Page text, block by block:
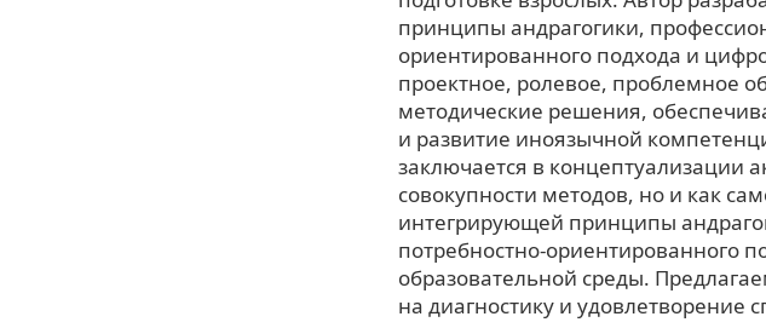
принципы андрагогики,
ориентированного подхода и
проектное, ролевое, проблемное
методические решения,
и развитие иноязычной
заключается в концептуализации
совокупности методов, но и как
интегрирующей принципы
потребностно-ориентированного
образовательной среды.
на диагностику и удовлетворение